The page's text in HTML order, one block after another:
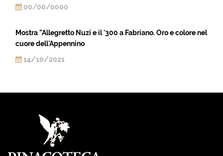
00/00/0000
Mostra "Allegretto Nuzi e il '300 a Fabriano. Oro e colore nel
cuore dell'Appennino
14/10/2021